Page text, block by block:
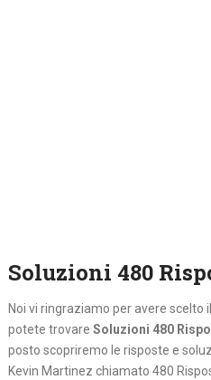
Soluzioni 480
Noi vi ringraziamo per avere scelto
potete trovare Soluzioni 480
posto scopriremo le risposte e
Kevin Martinez chiamato 480